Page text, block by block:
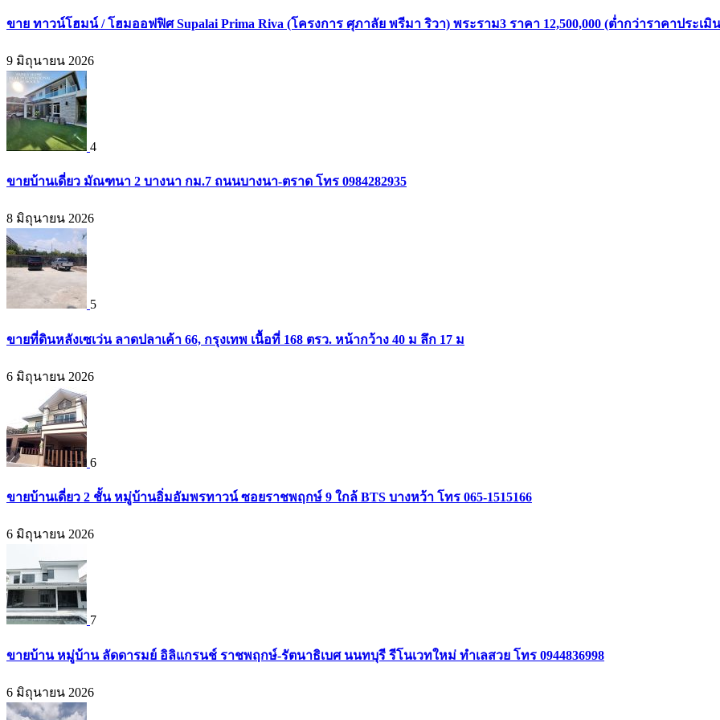
ขาย ทาวน์โฮมน์ / โฮมออฟฟิศ Supalai Prima Riva (โครงการ ศุภาลัย พรีมา ริวา) พระราม3 ราคา 12,500,000 (ต่ำกว่าราคาประเมิ
9 มิถุนายน 2026
4
ขายบ้านเดี่ยว มัณฑนา 2 บางนา กม.7 ถนนบางนา-ตราด โทร 0984282935
8 มิถุนายน 2026
5
ขายที่ดินหลังเซเว่น ลาดปลาเค้า 66, กรุงเทพ เนื้อที่ 168 ตรว. หน้ากว้าง 40 ม ลึก 17 ม
6 มิถุนายน 2026
6
ขายบ้านเดี่ยว 2 ชั้น หมู่บ้านอิ่มอัมพรทาวน์ ซอยราชพฤกษ์ 9 ใกล้ BTS บางหว้า โทร 065-1515166
6 มิถุนายน 2026
7
ขายบ้าน หมู่บ้าน ลัดดารมย์ อิลิแกรนช์ ราชพฤกษ์-รัตนาธิเบศ นนทบุรี รีโนเวทใหม่ ทำเลสวย โทร 0944836998
6 มิถุนายน 2026